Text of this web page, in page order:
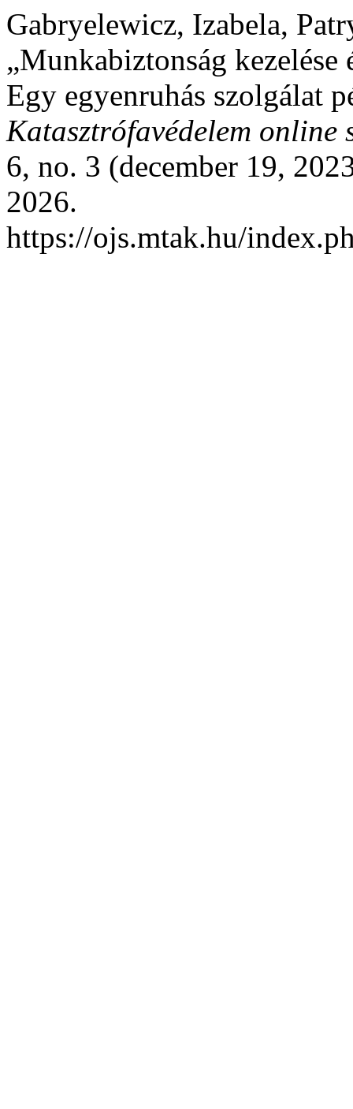
Gabryelewicz, Izabela,
„Munkabiztonság
Egy egyenruhás szolgálat
Katasztrófavédelem online
6, no. 3 (december 19,
2026.
https://ojs.mtak.hu/